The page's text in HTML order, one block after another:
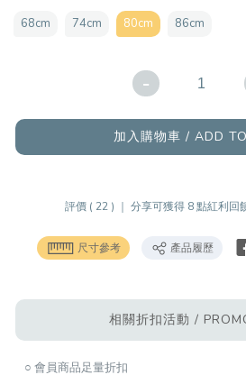
68cm 74cm 80cm 86cm
-
加入購物車 / ADD
評價 ( 22 ) ｜分享可獲得 8 點紅利回
尺寸參考 產品履歷
相關折扣活動 /
○ 會員商品足量折扣